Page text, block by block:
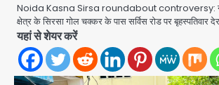
Noida Kasna Sirsa roundabout controversy:
क्षेत्र के सिरसा गोल चक्कर के पास सर्विस रोड पर बृहस्पतिवार
यहां से शेयर करें
2
Rahul Gandhi
बेटी मिराया; केपी ग्राउंड में
सिर्फ 5 हजार मौजूद
Avinash Kumar